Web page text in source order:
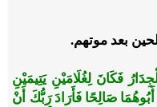
بعد موتهم.
فَكَانَ لِغُلَامَيْنِ يَتِيمَيْنِ
صَالِحًا فَأَرَادَ رَبُّكَ أَنْ